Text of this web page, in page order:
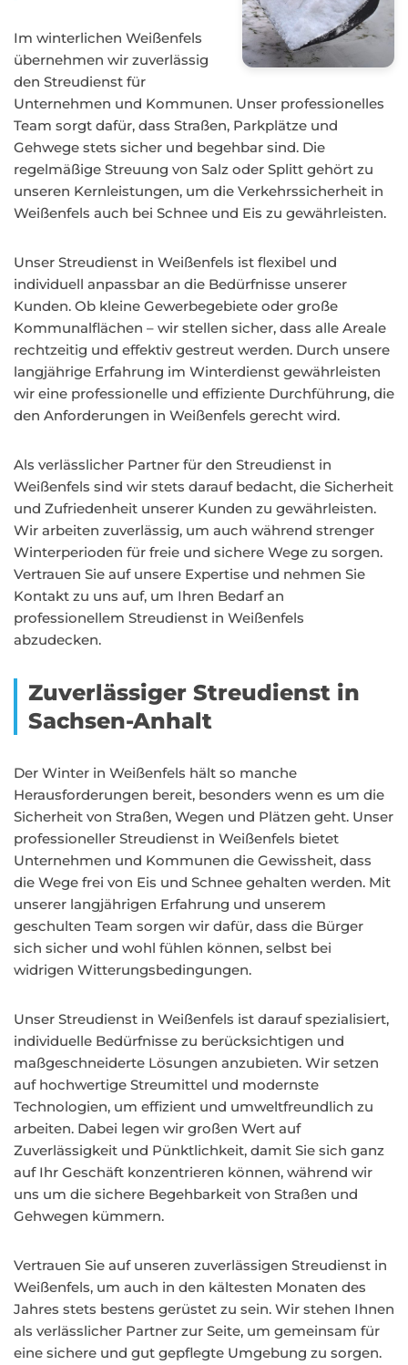
Im winterlichen Weißenfels
übernehmen wir zuverlässig
den Streudienst für
Unternehmen und Kommunen. Unser professionelles
Team sorgt dafür, dass Straßen, Parkplätze und
Gehwege stets sicher und begehbar sind. Die
regelmäßige Streuung von Salz oder Splitt gehört zu
unseren Kernleistungen, um die Verkehrssicherheit in
Weißenfels auch bei Schnee und Eis zu gewährleisten.
Unser Streudienst in Weißenfels ist flexibel und
individuell anpassbar an die Bedürfnisse unserer
Kunden. Ob kleine Gewerbegebiete oder große
Kommunalflächen – wir stellen sicher, dass alle Areale
rechtzeitig und effektiv gestreut werden. Durch unsere
langjährige Erfahrung im Winterdienst gewährleisten
wir eine professionelle und effiziente Durchführung, die
den Anforderungen in Weißenfels gerecht wird.
Als verlässlicher Partner für den Streudienst in
Weißenfels sind wir stets darauf bedacht, die Sicherheit
und Zufriedenheit unserer Kunden zu gewährleisten.
Wir arbeiten zuverlässig, um auch während strenger
Winterperioden für freie und sichere Wege zu sorgen.
Vertrauen Sie auf unsere Expertise und nehmen Sie
Kontakt zu uns auf, um Ihren Bedarf an
professionellem Streudienst in Weißenfels
abzudecken.
Zuverlässiger Streudienst in
Sachsen-Anhalt
Der Winter in Weißenfels hält so manche
Herausforderungen bereit, besonders wenn es um die
Sicherheit von Straßen, Wegen und Plätzen geht. Unser
professioneller Streudienst in Weißenfels bietet
Unternehmen und Kommunen die Gewissheit, dass
die Wege frei von Eis und Schnee gehalten werden. Mit
unserer langjährigen Erfahrung und unserem
geschulten Team sorgen wir dafür, dass die Bürger
sich sicher und wohl fühlen können, selbst bei
widrigen Witterungsbedingungen.
Unser Streudienst in Weißenfels ist darauf spezialisiert,
individuelle Bedürfnisse zu berücksichtigen und
maßgeschneiderte Lösungen anzubieten. Wir setzen
auf hochwertige Streumittel und modernste
Technologien, um effizient und umweltfreundlich zu
arbeiten. Dabei legen wir großen Wert auf
Zuverlässigkeit und Pünktlichkeit, damit Sie sich ganz
auf Ihr Geschäft konzentrieren können, während wir
uns um die sichere Begehbarkeit von Straßen und
Gehwegen kümmern.
Vertrauen Sie auf unseren zuverlässigen Streudienst in
Weißenfels, um auch in den kältesten Monaten des
Jahres stets bestens gerüstet zu sein. Wir stehen Ihnen
als verlässlicher Partner zur Seite, um gemeinsam für
eine sichere und gut gepflegte Umgebung zu sorgen.